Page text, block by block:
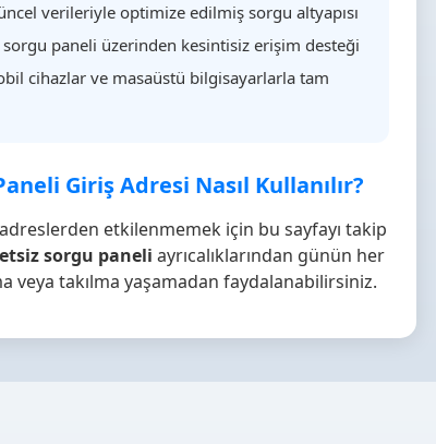
verileriyle optimize edilmiş sorgu altyapısı
sorgu paneli üzerinden kesintisiz erişim desteği
cihazlar ve masaüstü bilgisayarlarla tam
Giriş Adresi Nasıl Kullanılır?
etkilenmemek için bu sayfayı takip
sorgu paneli ayrıcalıklarından günün her
veya takılma yaşamadan faydalanabilirsiniz.